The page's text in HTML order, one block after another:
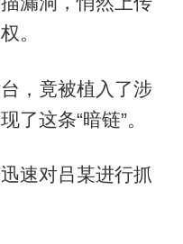
。
，竟被植入了涉
了这条“暗链”。
速对吕某进行抓